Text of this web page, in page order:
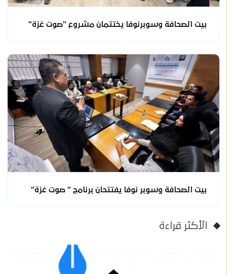
بيت الصحافة وسوبرنوفا يختتمان مشروع "صوت غزة"
بيت الصحافة وسوبر نوفا يفتتحان برنامج " صوت غزة"
الأكثر قراءة